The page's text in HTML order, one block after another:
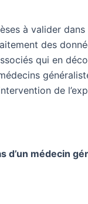
à valider dans
des
qui en
de
d’un médecin